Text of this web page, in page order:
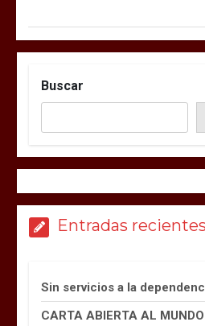
Buscar
Entradas recientes
Sin servicios a la
CARTA ABIERTA AL